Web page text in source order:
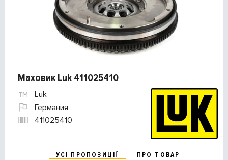
Маховик Luk 411025410
Luk
Германия
411025410
УСІ ПРОПОЗИЦІЇ
ПРО ТОВАР